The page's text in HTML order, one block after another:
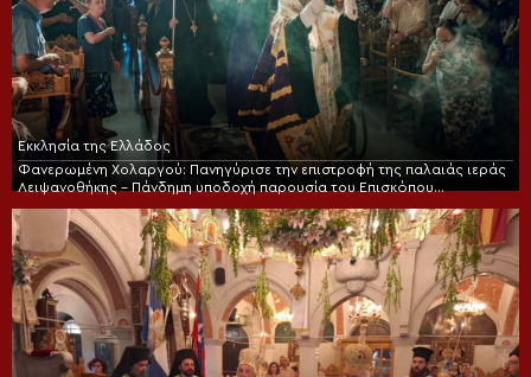
Εκκλησία της Ελλάδος
Φανερωμένη Χολαργού: Πανηγύρισε την επιστροφή της παλαιάς ιεράς
Λειψανοθήκης – Πάνδημη υποδοχή παρουσία του Επισκόπου